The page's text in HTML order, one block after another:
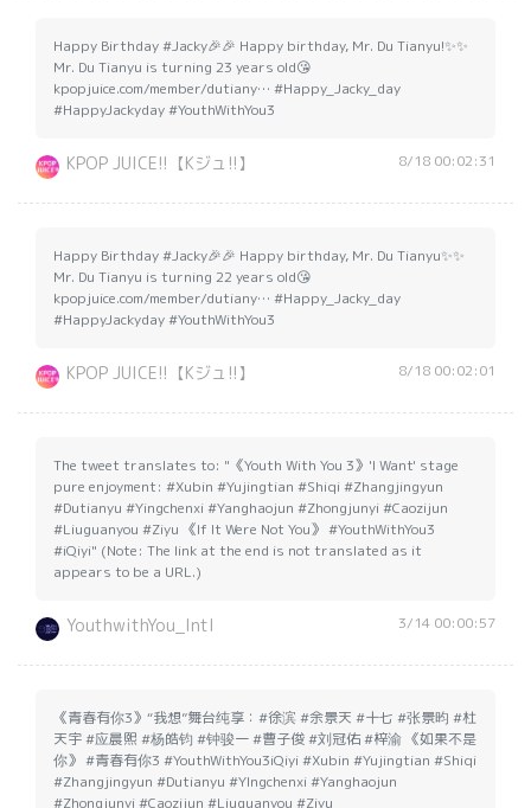
Happy Birthday #Jacky🎉🎉 Happy birthday, Mr. Du Tianyu!✨✨
Mr. Du Tianyu is turning 23 years old😘
kpopjuice.com/member/dutiany… #Happy_Jacky_day
#HappyJackyday #YouthWithYou3
KPOP JUICE!!【Kジュ!!】 8/18 00:02:31
Happy Birthday #Jacky🎉🎉 Happy birthday, Mr. Du Tianyu✨✨
Mr. Du Tianyu is turning 22 years old😘
kpopjuice.com/member/dutiany… #Happy_Jacky_day
#HappyJackyday #YouthWithYou3
KPOP JUICE!!【Kジュ!!】 8/18 00:02:01
The tweet translates to: "《Youth With You 3》'I Want' stage
pure enjoyment: #Xubin #Yujingtian #Shiqi #Zhangjingyun
#Dutianyu #Yingchenxi #Yanghaojun #Zhongjunyi #Caozijun
#Liuguanyou #Ziyu 《If It Were Not You》 #YouthWithYou3
#iQiyi" (Note: The link at the end is not translated as it
appears to be a URL.)
YouthwithYou_Intl 3/14 00:00:57
《青春有你3》“我想”舞台纯享：#徐滨 #余景天 #十七 #张景昀 #杜
天宇 #应晨熙 #杨皓钧 #钟骏一 #曹子俊 #刘冠佑 #梓渝 《如果不是
你》 #青春有你3 #YouthWithYou3iQiyi #Xubin #Yujingtian #Shiqi
#Zhangjingyun #Dutianyu #YIngchenxi #Yanghaojun
#Zhongjunyi #Caozijun #Liuguanyou #Ziyu